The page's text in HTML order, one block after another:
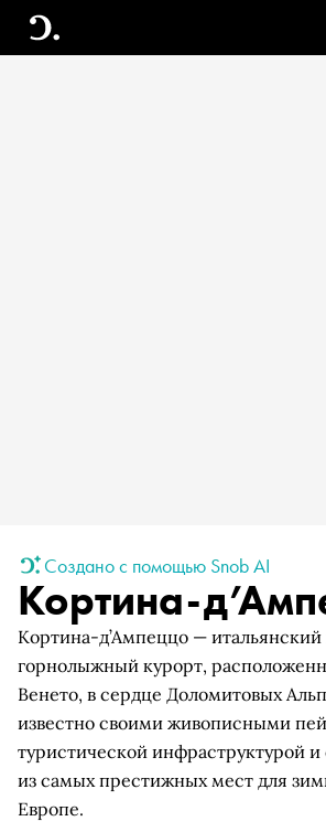
Создано с помощью Snob AI
Кортина-
Кортина-д’Ампеццо — итальянский
горнолыжный курорт,
Венето, в сердце Доломитовых
известно своими живописными
туристической инфраструктурой и
из самых престижных мест для
Европе.